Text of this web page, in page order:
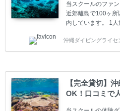
当スクールのファ
近郊離島で100ヶ所
内しています。 1
の方も安心して楽
グコースもご用意
イセンスを取得し
ーター様はファン
10%OFF、フル器
沖縄本島周辺ビー
込)【 2ビーチ 】
沖縄ダイビングライ
【完全貸切】
OK！口コミで